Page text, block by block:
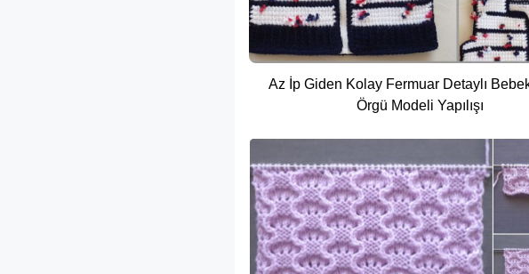
Az İp Giden Kolay Fermuar Detaylı
Örgü Modeli Yapılışı